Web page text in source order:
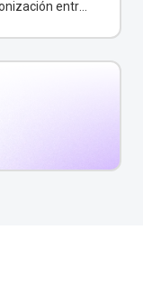
entre